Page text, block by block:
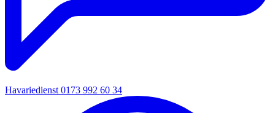
Havariedienst 0173 992 60 34